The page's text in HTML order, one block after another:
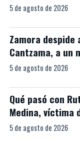
5 de agosto de 2026
Zamora despide
Cantzama, a un
5 de agosto de 2026
Qué pasó con
Medina, víctima
5 de agosto de 2026